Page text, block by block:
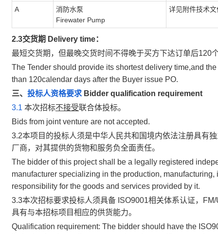
A
消防水泵
Firewater Pump
详见附件技术
2.3交货期 Delivery time：
最短交货期，但最晚交货时间不得晚于买方下达订单后120
The Tender should provide its shortest delivery time,and
than 120calendar days after the Buyer issue PO.
三、 投标人资格要求 Bidder qualification requirement
3.1 本次招标不接受联合体投标。
Bids from joint venture are not accepted.
3.2本项目的投标人须是中华人民共和国境内依法注册具有
厂商，对其提供的货物和服务负全面责任。
The bidder of this project shall be a legally registered
manufacturer specializing in the production,
responsibility for the goods and services provided by it.
3.3本次招标要求投标人须具备 ISO9001相关体系认证，
具有与本招标项目相应的供货能力。
Qualification requirement: The bidder should have the